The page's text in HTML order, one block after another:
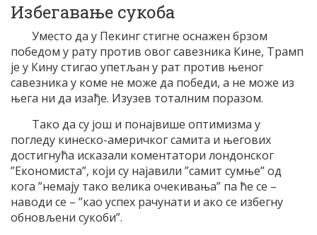
Избегавање сукоба
Уместо да у Пекинг стигне оснажен брзом
победом у рату против овог савезника Кине, Трамп
је у Кину стигао упетљан у рат против њеног
савезника у коме не може да победи, а не може из
њега ни да изађе. Изузев тоталним поразом.
Тако да су још и понајвише оптимизма у
погледу кинеско-америчког самита и његових
достигнућа исказали коментатори лондонског
”Економиста”, који су најавили ”самит сумње” од
кога ”немају тако велика очекивања” па ће се –
наводи се – ”као успех рачунати и ако се избегну
обновљени сукоби”.